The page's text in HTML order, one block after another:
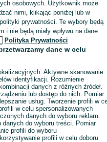
osobowych. Użytkownik może
nimi, klikając poniżej lub w
prywatności. Te wybory będą
i nie będą miały wpływu na dane
Polityka Prywatności
dane w celu
Aktywne skanowanie
identyfikacji. Rozumienie
danych z różnych źródeł.
lub dostęp do nich. Pomiar
usług. Tworzenie profili w
w celu spersonalizowanych
danych do wyboru reklam.
do wyboru treści. Pomiar
profili do wyboru
profili w celu doboru